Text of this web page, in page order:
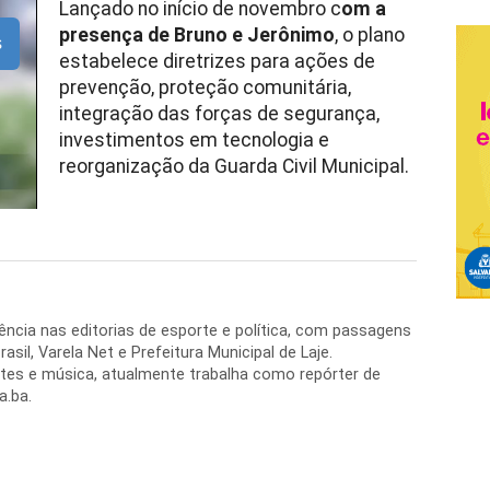
Lançado no início de novembro com a
presença de Bruno e Jerônimo, o plano
estabelece diretrizes para ações de
prevenção, proteção comunitária,
integração das forças de segurança,
investimentos em tecnologia e
reorganização da Guarda Civil Municipal.
nas editorias de esporte e política, com passagens
Varela Net e Prefeitura Municipal de Laje.
e música, atualmente trabalha como repórter de